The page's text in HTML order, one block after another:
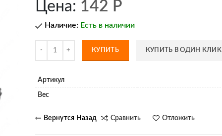
Цена: 142 Р
Наличие: Есть в наличии
КУПИТЬ КУПИТЬ В ОДИН КЛИК
Артикул
Вес
Сравнить Отложить